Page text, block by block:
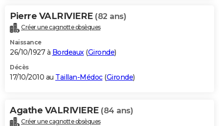
Pierre VALRIVIERE (82 ans)
Créer une cagnotte obsèques
Naissance
26/10/1927 à Bordeaux(Gironde)
Décès
17/10/2010 au Taillan-Médoc(Gironde)
Agathe VALRIVIERE (84 ans)
Créer une cagnotte obsèques